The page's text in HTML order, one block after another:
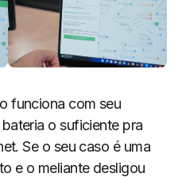
funciona com seu
o suficiente pra
Se o seu caso é uma
e o meliante desligou